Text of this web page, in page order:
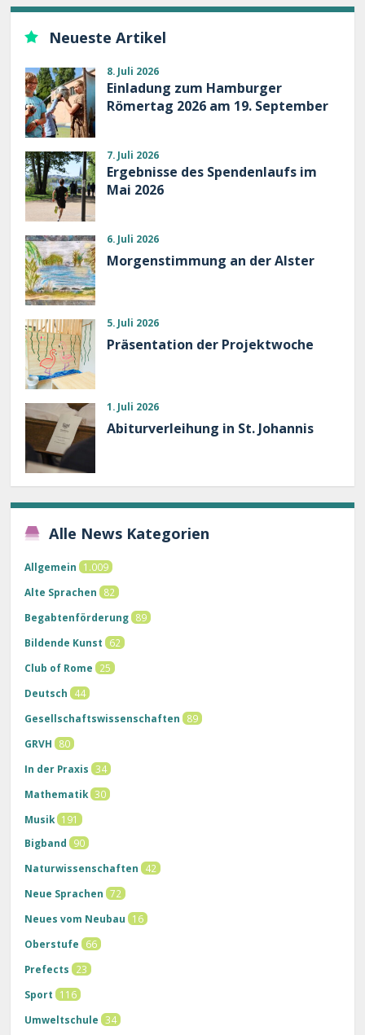
Neueste Artikel
8. Juli 2026
Einladung zum Hamburger
Römertag 2026 am 19. September
7. Juli 2026
Ergebnisse des Spendenlaufs im
Mai 2026
6. Juli 2026
Morgenstimmung an der Alster
5. Juli 2026
Präsentation der Projektwoche
1. Juli 2026
Abiturverleihung in St. Johannis
Alle News Kategorien
Allgemein
1.009
Alte Sprachen
82
Begabtenförderung 89
Bildende Kunst
62
Club of Rome
25
Deutsch
44
Gesellschaftswissenschaften
89
GRVH
80
In der Praxis 34
Mathematik 30
Musik 191
Bigband
90
Naturwissenschaften
42
Neue Sprachen 72
Neues vom Neubau
16
Oberstufe
66
Prefects
23
Sport
116
Umweltschule 34